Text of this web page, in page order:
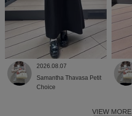
2026.08.07
Samantha Thavasa Petit
Choice
VIEW MORE